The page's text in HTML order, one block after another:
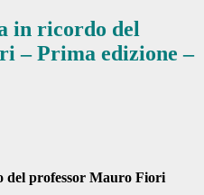
in ricordo del
– Prima edizione –
del professor Mauro Fiori